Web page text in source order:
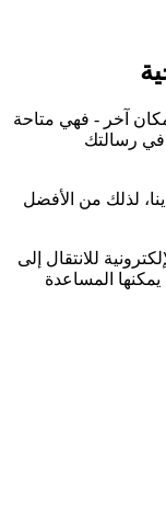
آخر - فهي متاحة
في رسالتك
لذلك من الأفضل
للانتقال إلى
المساعدة